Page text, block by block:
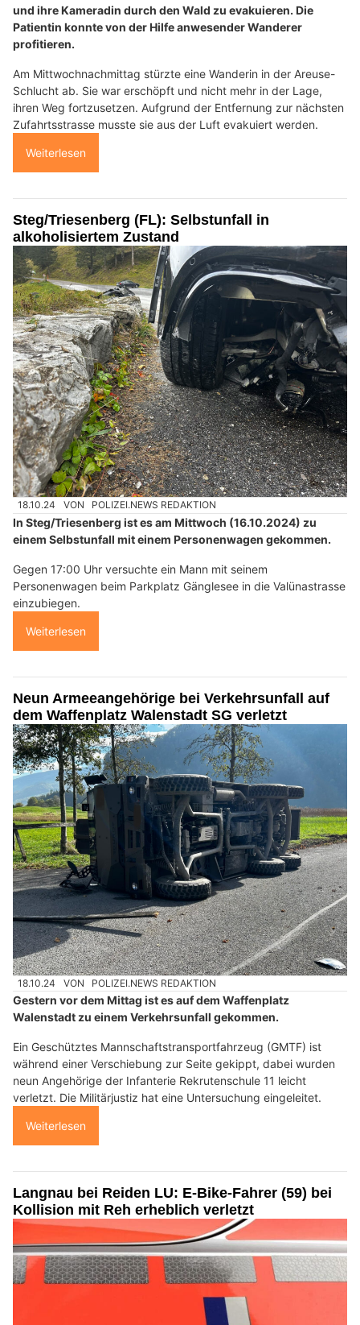
und ihre Kameradin durch den Wald zu evakuieren. Die
Patientin konnte von der Hilfe anwesender Wanderer
profitieren.
Am Mittwochnachmittag stürzte eine Wanderin in der Areuse-
Schlucht ab. Sie war erschöpft und nicht mehr in der Lage,
ihren Weg fortzusetzen. Aufgrund der Entfernung zur nächsten
Zufahrtsstrasse musste sie aus der Luft evakuiert werden.
Weiterlesen
Steg/Triesenberg (FL): Selbstunfall in
alkoholisiertem Zustand
18.10.24 VON POLIZEI.NEWS REDAKTION
In Steg/Triesenberg ist es am Mittwoch (16.10.2024) zu
einem Selbstunfall mit einem Personenwagen gekommen.
Gegen 17:00 Uhr versuchte ein Mann mit seinem
Personenwagen beim Parkplatz Gänglesee in die Valünastrasse
einzubiegen.
Weiterlesen
Neun Armeeangehörige bei Verkehrsunfall auf
dem Waffenplatz Walenstadt SG verletzt
18.10.24 VON POLIZEI.NEWS REDAKTION
Gestern vor dem Mittag ist es auf dem Waffenplatz
Walenstadt zu einem Verkehrsunfall gekommen.
Ein Geschütztes Mannschaftstransportfahrzeug (GMTF) ist
während einer Verschiebung zur Seite gekippt, dabei wurden
neun Angehörige der Infanterie Rekrutenschule 11 leicht
verletzt. Die Militärjustiz hat eine Untersuchung eingeleitet.
Weiterlesen
Langnau bei Reiden LU: E-Bike-Fahrer (59) bei
Kollision mit Reh erheblich verletzt